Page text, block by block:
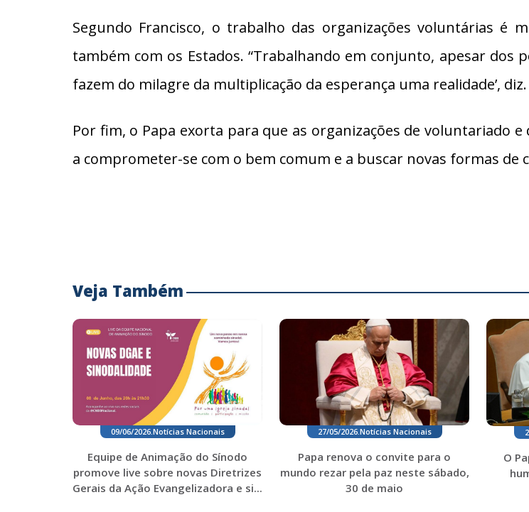
Segundo Francisco, o trabalho das organizações voluntárias é
também com os Estados. “Trabalhando em conjunto, apesar dos
fazem do milagre da multiplicação da esperança uma realidade’, diz.
Por fim, o Papa exorta para que as organizações de voluntariado
a comprometer-se com o bem comum e a buscar novas formas de
Veja Também
09/06/2026.Notícias Nacionais
Equipe de Animação do Sínodo
promove live sobre novas Diretrizes
Gerais da Ação Evangelizadora e si...
27/05/2026.Notícias Nacionais
Papa renova o convite para o
mundo rezar pela paz neste sábado,
30 de maio
O